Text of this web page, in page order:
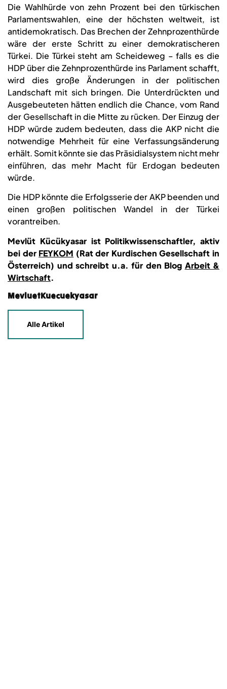
Die Wahlhürde von zehn Prozent bei den türkischen
Parlamentswahlen, eine der höchsten weltweit, ist
antidemokratisch. Das Brechen der Zehnprozenthürde
wäre der erste Schritt zu einer demokratischeren
Türkei. Die Türkei steht am Scheideweg – falls es die
HDP über die Zehnprozenthürde ins Parlament schafft,
wird dies große Änderungen in der politischen
Landschaft mit sich bringen. Die Unterdrückten und
Ausgebeuteten hätten endlich die Chance, vom Rand
der Gesellschaft in die Mitte zu rücken. Der Einzug der
HDP würde zudem bedeuten, dass die AKP nicht die
notwendige Mehrheit für eine Verfassungsänderung
erhält. Somit könnte sie das Präsidialsystem nicht mehr
einführen, das mehr Macht für Erdogan bedeuten
würde.
Die HDP könnte die Erfolgsserie der AKP beenden und
einen großen politischen Wandel in der Türkei
vorantreiben.
Mevlüt Kücükyasar ist Politikwissenschaftler, aktiv
bei der FEYKOM (Rat der Kurdischen Gesellschaft in
Österreich) und schreibt u.a. für den Blog Arbeit &
Wirtschaft.
MevluetKuecuekyasar
Alle Artikel